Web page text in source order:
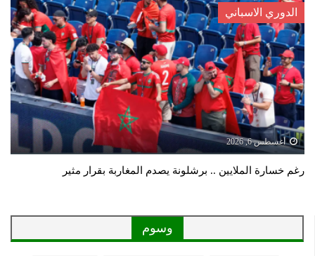
الدوري الاسباني
أغسطس 6, 2026
رغم خسارة الملايين .. برشلونة يصدم المغاربة بقرار مثير
وسوم